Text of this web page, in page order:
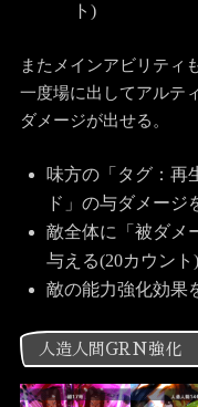
ト)
またメインアビリティ
一度場に出してアルテ
ダメージが出せる。
味方の「タグ：再
ド」の与ダメージ
敵全体に「被ダメ
与える(20カウント)
敵の能力強化効果
人造人間GRN強化